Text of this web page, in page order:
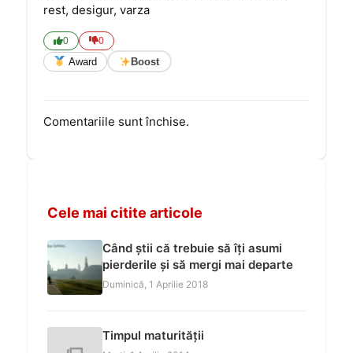
rest, desigur, varza
0 0
Award Boost
Comentariile sunt închise.
Cele mai citite articole
Când știi că trebuie să îți asumi
pierderile și să mergi mai departe
Duminică, 1 Aprilie 2018
Timpul maturității